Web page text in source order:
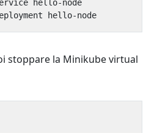
stoppare la Minikube virtual